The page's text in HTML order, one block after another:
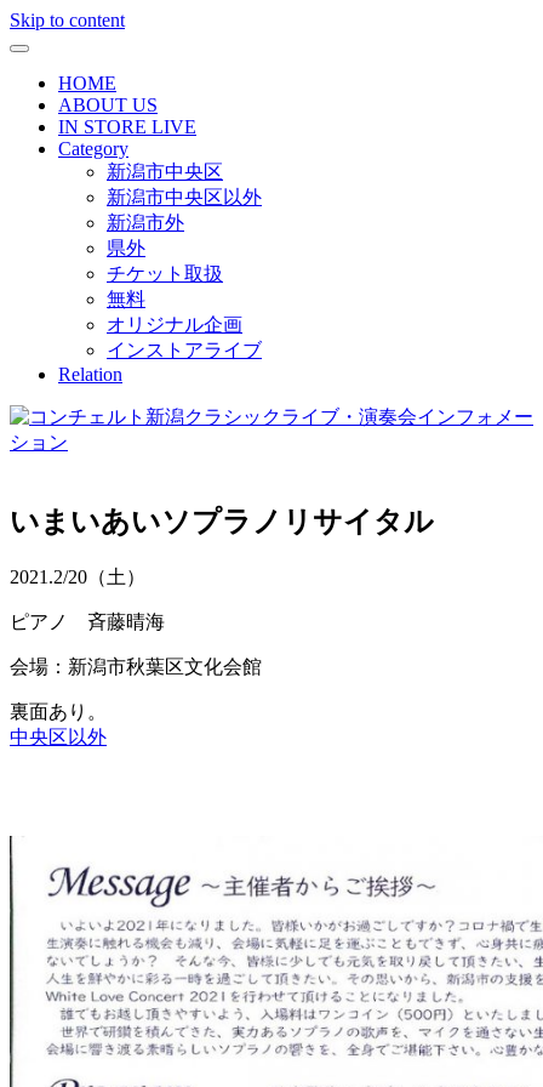
Skip to content
HOME
ABOUT US
IN STORE LIVE
Category
新潟市中央区
新潟市中央区以外
新潟市外
県外
チケット取扱
無料
オリジナル企画
インストアライブ
Relation
いまいあいソプラノリサイタル
2021.2/20 （土）
ピアノ 斉藤晴海
会場：新潟市秋葉区文化会館
裏面あり。
中央区以外